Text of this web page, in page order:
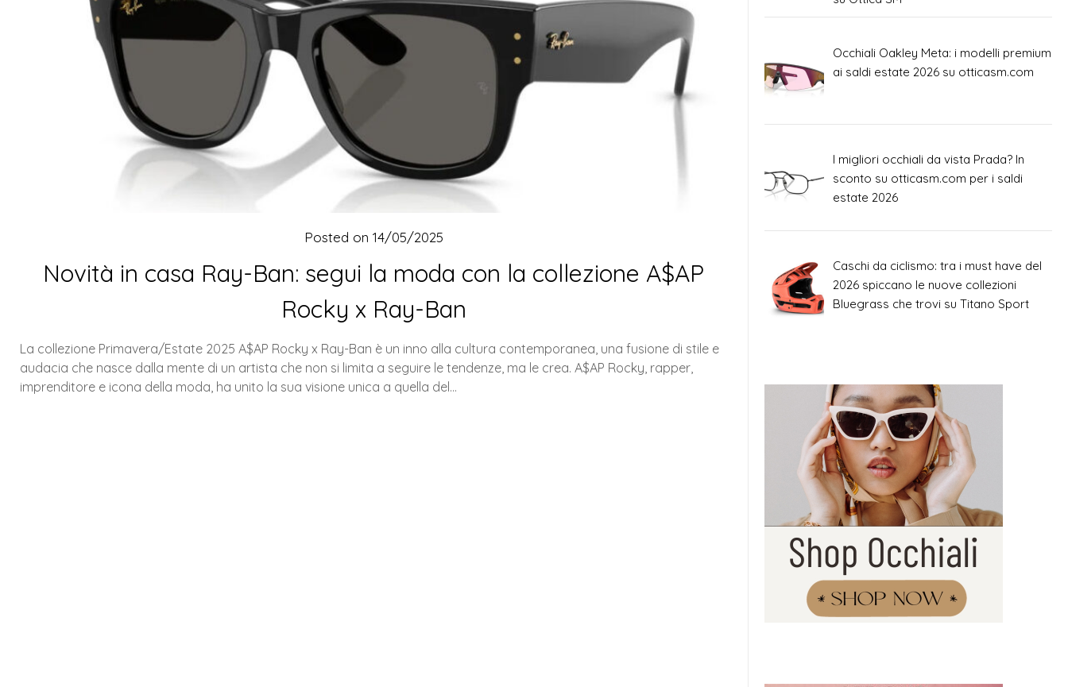
Novità in casa Ray-Ban: segui la moda con la collezione A$AP
Rocky x Ray-Ban
Posted on 14/05/2025
La collezione Primavera/Estate 2025 A$AP Rocky x Ray-Ban è un inno alla cultura contemporanea, una fusione di stile e
audacia che nasce dalla mente di un artista che non si limita a seguire le tendenze, ma le crea. A$AP Rocky, rapper,
imprenditore e icona della moda, ha unito la sua visione unica a quella del…
Occhiali Oakley Meta: i modelli premium
ai saldi estate 2026 su otticasm.com
I migliori occhiali da vista Prada? In
sconto su otticasm.com per i saldi
estate 2026
Caschi da ciclismo: tra i must have del
2026 spiccano le nuove collezioni
Bluegrass che trovi su Titano Sport